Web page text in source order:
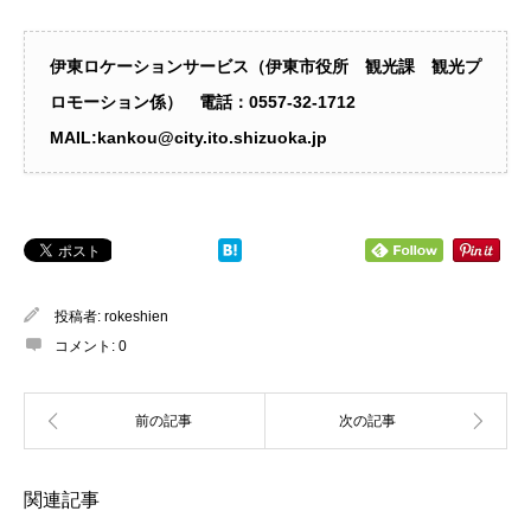
伊東ロケーションサービス（伊東市役所 観光課 観光プ
ロモーション係） 電話：0557‐32-1712
MAIL:kankou@city.ito.shizuoka.jp
投稿者: rokeshien
コメント: 0
関連記事